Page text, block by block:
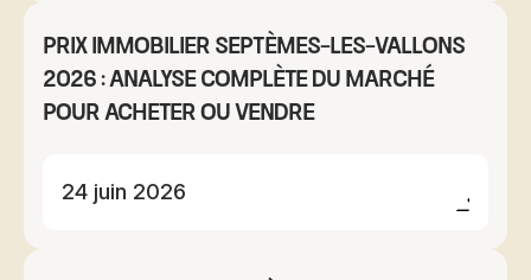
Prix immobilier Septèmes-les-Vallons
2026 : analyse complète du marché
pour acheter ou vendre
24 juin 2026